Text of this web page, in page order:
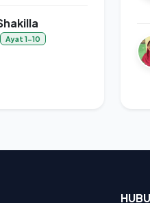
Ayat 1-10